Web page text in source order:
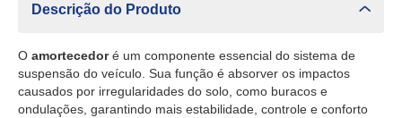
Descrição do Produto
O amortecedoré um componente essencial do sistema de
suspensão do veículo. Sua função é absorver os impactos
causados por irregularidades do solo, como buracos e
ondulações, garantindo mais estabilidade, controle e conforto